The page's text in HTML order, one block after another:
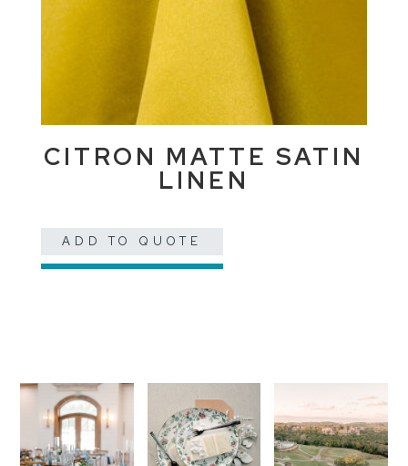
CITRON MATTE SATIN
LINEN
ADD TO QUOTE